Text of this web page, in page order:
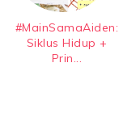
#MainSamaAiden:
Siklus Hidup +
Prin...